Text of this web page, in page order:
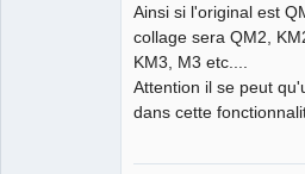
Ainsi si l'original est
collage sera QM2,
KM3, M3 etc....
Attention il se peut
dans cette